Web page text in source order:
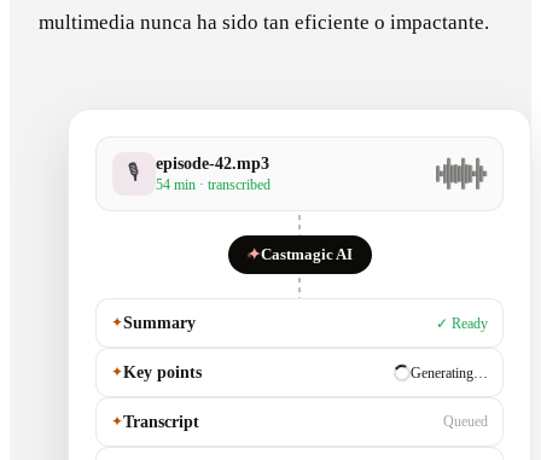
multimedia nunca ha sido tan eficiente o impactante.
🎙 episode-42.mp3
54 min · transcribed
✦Castmagic AI
✦Summary ✓ Ready
✦Key points ✓ Ready
✦Transcript Generating…